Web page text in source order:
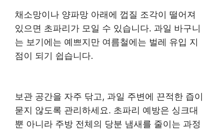
채소망이나 양파망 아래에 껍질 조각이 떨어져
있으면 초파리가 모일 수 있습니다. 과일 바구니
는 보기에는 예쁘지만 여름철에는 벌레 유입 지
점이 되기 쉽습니다.
보관 공간을 자주 닦고, 과일 주변에 끈적한 즙이
묻지 않도록 관리하세요. 초파리 예방은 싱크대
뿐 아니라 주방 전체의 당분 냄새를 줄이는 과정